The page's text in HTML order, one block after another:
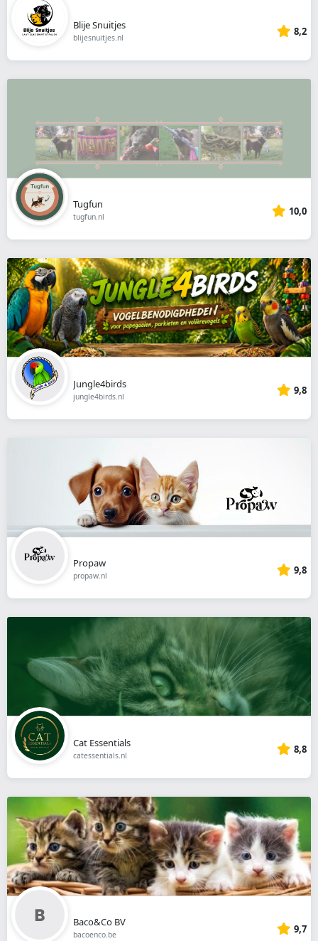
Blije Snuitjes
blijesnuitjes.nl 8,2
Tugfun
tugfun.nl 10,0
Jungle4birds
jungle4birds.nl 9,8
Propaw
propaw.nl 9,8
Cat Essentials
catessentials.nl 8,8
Baco&Co BV
bacoenco.be 9,7